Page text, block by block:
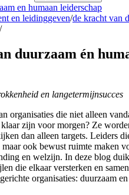
en humaan leiderschap
en leidinggeven/de kracht van
/
duurzaam én
en langetermijnsucces
organisaties die niet alleen
zijn voor morgen? Ze
dan alleen targets. Leiders
maar ook bewust ruimte maken
en welzijn. In deze blog
die elkaar versterken en
organisaties: duurzaam